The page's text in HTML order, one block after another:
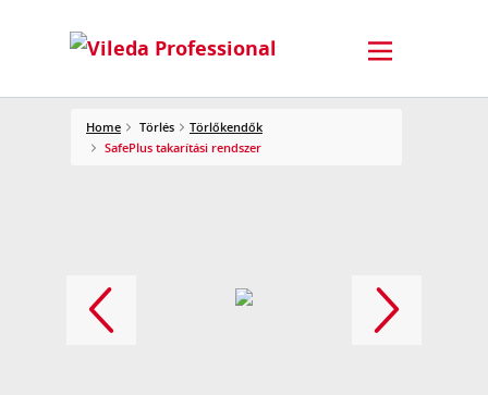
Home Törlés
Törlőkendők
SafePlus takarítási rendszer